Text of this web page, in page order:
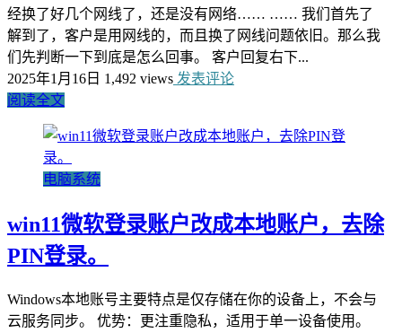
经换了好几个网线了，还是没有网络…… …… 我们首先了
解到了，客户是用网线的，而且换了网线问题依旧。那么我
们先判断一下到底是怎么回事。 客户回复右下...
2025年1月16日 1,492 views 发表评论
阅读全文
电脑系统
win11微软登录账户改成本地账户，去除
PIN登录。
Windows本地账号主要特点是仅存储在你的设备上，不会与
云服务同步。 优势：更注重隐私，适用于单一设备使用。